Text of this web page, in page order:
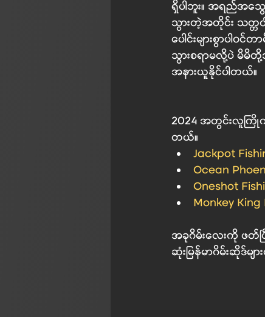
ရှိပါဘူး။ အရည်အသွ
သွားတဲ့အတိုင်း သတ္တ
ပေါင်းများစွာပ
သွားစရာမလို့ပဲ မိမိ
အနားယူနိုင်ပါတယ်။
2024 အတွင်းလူကြိုက်မ
တယ်။
Jackpot
Ocean
Oneshot
Monkey King
အခုဂိမ်းလေးကို ဖတ်ပ
ဆုံးမြန်မာဂိမ်းဆိုဒ်မျ